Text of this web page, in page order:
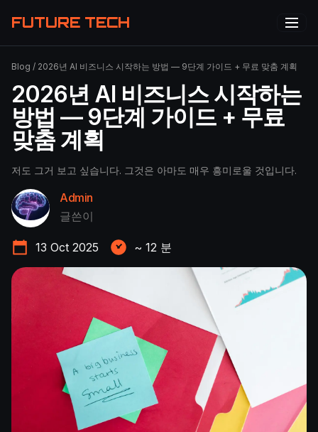
FUTURE TECH
Blog / 2026년 AI 비즈니스 시작하는 방법 — 9단계 가이드 + 무료 맞춤 계획
2026년 AI 비즈니스 시작하는
방법 — 9단계 가이드 + 무료
맞춤 계획
저도 그거 보고 싶습니다. 그것은 아마도 매우 흥미로울 것입니다.
Admin
글쓴이
13 Oct 2025 ~ 12 분